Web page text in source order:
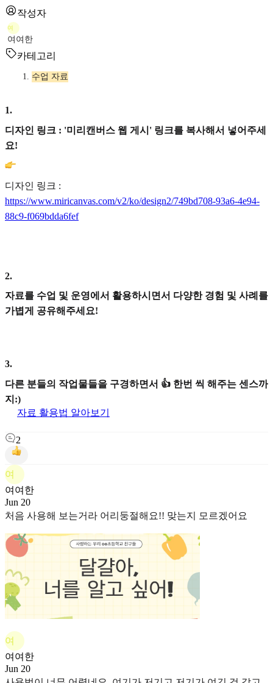
작성자
여
여여한
카테고리
수업 자료
1.
디자인 링크 : '미리캔버스 웹 게시' 링크를 복사해서 넣어주세
요!
디자인 링크 :
https://www.miricanvas.com/v2/ko/design2/749bd708-93a6-4e94-
88c9-f069bdda6fef
2.
자료를 수업 및 운영에서 활용하시면서 다양한 경험 및 사례를
가볍게 공유해주세요!
3.
다른 분들의 작업물들을 구경하면서 👍 한번 씩 해주는 센스까
지:)
자료 활용법 알아보기
2
여
여여한
Jun 20
처음 사용해 보는거라 어리둥절해요!! 맞는지 모르겠어요
여
여여한
Jun 20